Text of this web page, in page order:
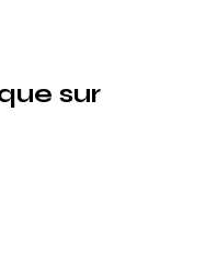
sur